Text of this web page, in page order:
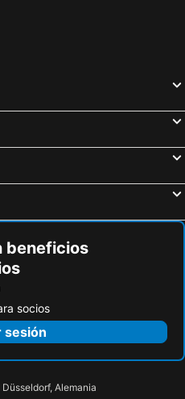
beneficios
socios
sesión
Alemania